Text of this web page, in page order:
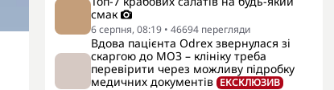
смак
6 серпня, 08:19 • 46694 перегляди
Вдова пацієнта Odrex звернулася зі
скаргою до МОЗ – клініку треба
перевірити через можливу підробку
медичних документів ЕКСКЛЮЗИВ